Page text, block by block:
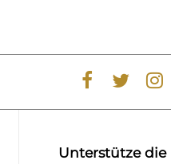
Unterstütze die